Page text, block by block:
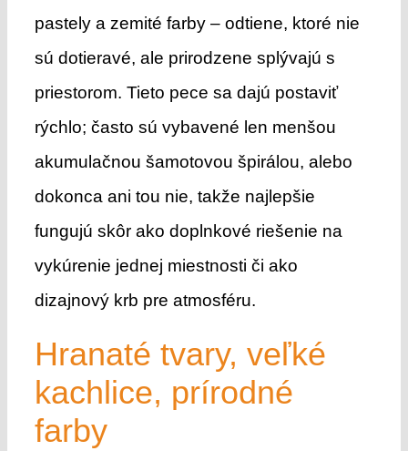
pastely a zemité farby – odtiene, ktoré nie
sú dotieravé, ale prirodzene splývajú s
priestorom. Tieto pece sa dajú postaviť
rýchlo; často sú vybavené len menšou
akumulačnou šamotovou špirálou, alebo
dokonca ani tou nie, takže najlepšie
fungujú skôr ako doplnkové riešenie na
vykúrenie jednej miestnosti či ako
dizajnový krb pre atmosféru.
Hranaté tvary, veľké
kachlice, prírodné
farby